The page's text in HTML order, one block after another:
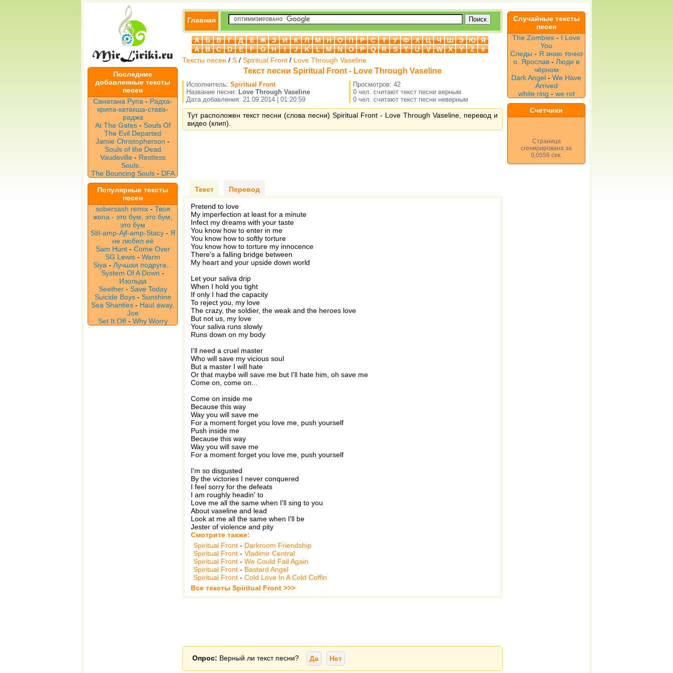
Последние
добавленные тексты
песен
Санатана Рупа - Радха-
крипа-катакша-става-
раджа
At The Gates- Souls Of
The Evil Departed
Jamie Christopherson -
Souls of the Dead
Vaudeville - Restless
Souls...
The Bouncing Souls- DFA
Популярные тексты
песен
sobersash remix- Твоя
жопа - это бум, это бум,
это бум
Stil-amp-Ajf-amp-Stacy- Я
не любил её
Sam Hunt- Come Over
SG Lewis - Warm
Siya - Лучшая подруга...
System Of A Down -
Изольда
Seether- Save Today
Suicide Boys- Sunshine
Sea Shanties - Haul away,
Joe
Set It Off- Why Worry
Главная
А Б В Г Д Е Ж З И К Л М Н О П Р С Т У Ф Х Ц Ч Ш Э Ю
Я
A
B C D E F G H I J K L M N O P Q R S T U V W X Y Z
#
Тексты песен / S / Spiritual Front / Love Through Vaseline
Текст песни Spiritual Front - Love Through Vaseline
Исполнитель: Spiritual Front
Название песни: Love Through Vaseline
Дата добавления: 21.09.2014 | 01:20:59
Просмотров: 42
0 чел. считают текст песни верным
0 чел. считают текст песни неверным
Тут расположен текст песни (слова песни) Spiritual Front - Love Through Vaseline, перевод и
видео (клип).
Текст Перевод
Pretend to love
My imperfection at least for a minute
Infect my dreams with your taste
You know how to enter in me
You know how to softly torture
You know how to torture my innocence
There's a falling bridge between
My heart and your upside down world
Let your saliva drip
When I hold you tight
If only I had the capacity
To reject you, my love
The crazy, the soldier, the weak and the heroes love
But not us, my love
Your saliva runs slowly
Runs down on my body
I'll need a cruel master
Who will save my vicious soul
But a master I will hate
Or that maybe will save me but I'll hate him, oh save me
Come on, come on...
Come on inside me
Because this way
Way you will save me
For a moment forget you love me, push yourself
Push inside me
Because this way
Way you will save me
For a moment forget you love me, push yourself
I'm so disgusted
By the victories I never conquered
I feel sorry for the defeats
I am roughly headin' to
Love me all the same when I'll sing to you
About vaseline and lead
Look at me all the same when I'll be
Jester of violence and pity
Смотрите также:
Spiritual Front - Darkroom Friendship
Spiritual Front - Vladimir Central
Spiritual Front - We Could Fail Again
Spiritual Front - Bastard Angel
Spiritual Front - Cold Love In A Cold Coffin
Все тексты Spiritual Front >>>
Опрос: Верный ли текст песни? Да Нет
Случайные тексты
песен
The Zombies - I Love
You
Следы- Я знаю точно
о. Ярослав - Люди в
чёрном
Dark Angel - We Have
Arrived
white ring - we rot
Счетчики
Страница
сгенирирована за
0,0556 сек.